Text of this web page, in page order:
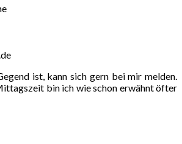
ist, kann sich gern bei mir melden.
bin ich wie schon erwähnt öfter